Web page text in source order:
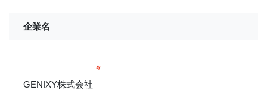
企業名
GENIXY株式会社